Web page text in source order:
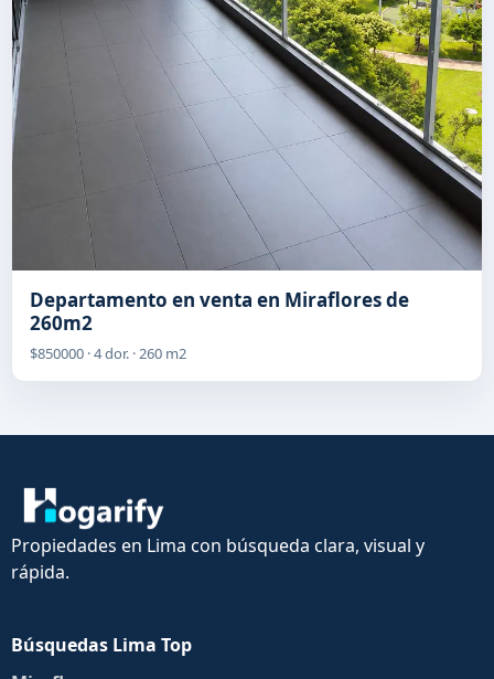
Departamento en venta en Miraflores de
260m2
$850000 · 4 dor. · 260 m2
Propiedades en Lima con búsqueda clara, visual y
rápida.
Búsquedas Lima Top